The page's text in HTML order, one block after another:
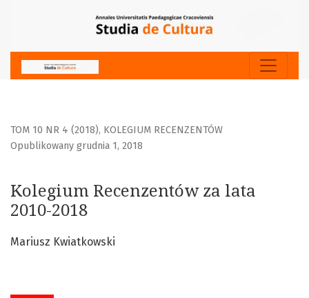
TOM 10 NR 4 (2018), KOLEGIUM RECENZENTÓW
Kolegium Recenzentów za lata
2010-2018
Opublikowany grudnia 1, 2018
Mariusz Kwiatkowski